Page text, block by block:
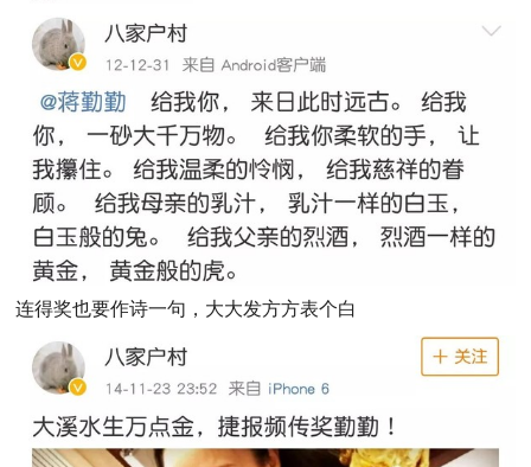
连得奖也要作诗一句，大大发方方表个白